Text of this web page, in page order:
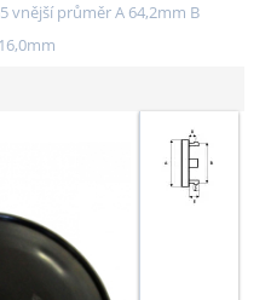
vnější průměr A 64,2mm B